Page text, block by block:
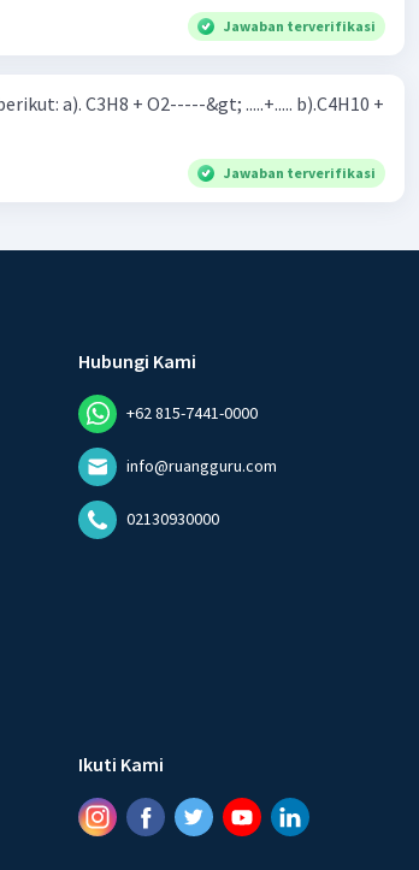
Jawaban terverifikasi
a). C3H8 + O2-----&gt; .....+..... b).C4H10 +
Jawaban terverifikasi
Hubungi Kami
+62 815-7441-0000
info@ruangguru.com
02130930000
Ikuti Kami